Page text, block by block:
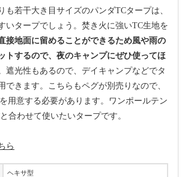
も若干大き目サイズのパンダTCタープは、
いタープでしょう。焚き火に強いTC生地を
接地面に留めることができるため風や雨の
トするので、夜のキャンプにぜひ使ってほ
遮光性もあるので、デイキャンプなどでタ
できます。こちらもペグが別売りなので、
用意する必要があります。ワンポールテン
合わせて使いたいタープです。
ら
ヘキサ型